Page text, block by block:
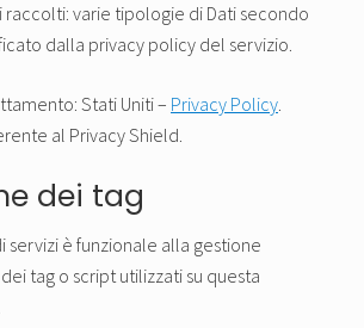
raccolti: varie tipologie di Dati secondo
dalla privacy policy del servizio.
Stati Uniti – Privacy Policy.
al Privacy Shield.
dei tag
servizi è funzionale alla gestione
tag o script utilizzati su questa